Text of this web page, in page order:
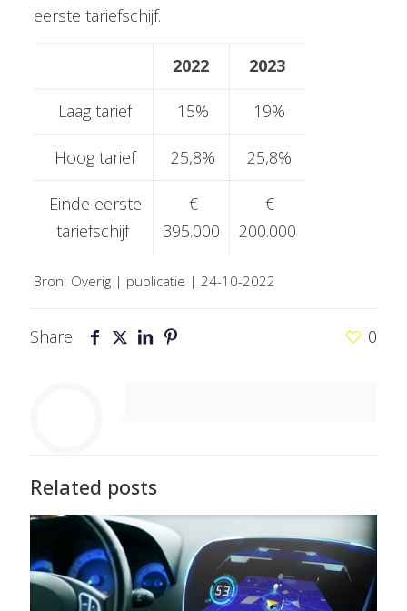
eerste tariefschijf.
2022 2023
Laag tarief 15% 19%
Hoog tarief 25,8% 25,8%
Einde eerste
tariefschijf
€
395.000
€
200.000
Bron: Overig | publicatie | 24-10-2022
Share 0
Related posts